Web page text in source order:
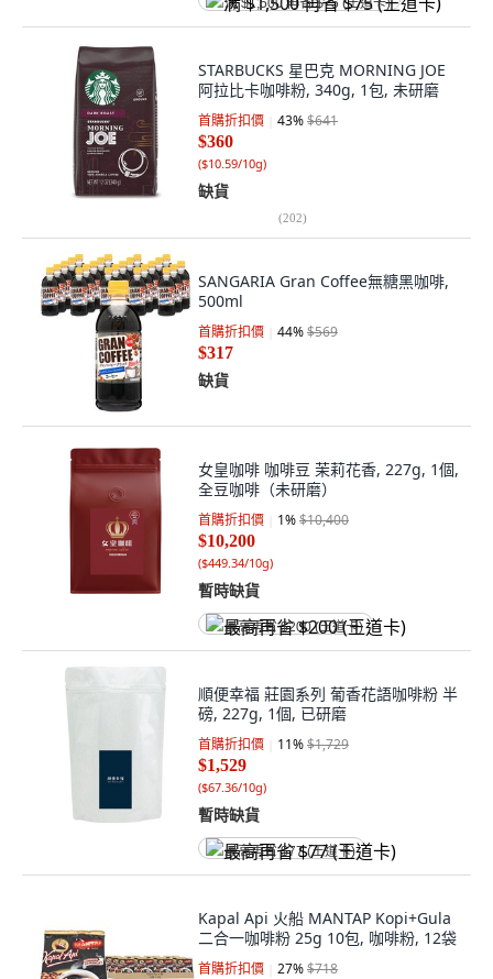
满 $1,500 再省 $75 (王道卡)
STARBUCKS 星巴克 MORNING JOE
阿拉比卡咖啡粉, 340g, 1包, 未研磨
首購折扣價 43%$641
$360
($10.59/10g)
缺貨
(202)
SANGARIA Gran Coffee無糖黑咖啡,
500ml
首購折扣價 44%$569
$317
缺貨
女皇咖啡 咖啡豆 茉莉花香, 227g, 1個,
全豆咖啡（未研磨）
首購折扣價 1%$10,400
$10,200
($449.34/10g)
暫時缺貨
最高再省 $200 (王道卡)
順便幸福 莊園系列 葡香花語咖啡粉 半
磅, 227g, 1個, 已研磨
首購折扣價 11%$1,729
$1,529
($67.36/10g)
暫時缺貨
最高再省 $77 (王道卡)
Kapal Api 火船 MANTAP Kopi+Gula
二合一咖啡粉 25g 10包, 咖啡粉, 12袋
首購折扣價 27%$718